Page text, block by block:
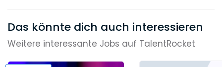
Das könnte dich auch interessieren
Weitere interessante Jobs auf TalentRocket